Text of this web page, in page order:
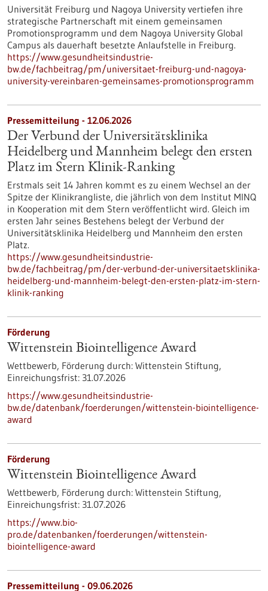
Universität Freiburg und Nagoya University vertiefen ihre
strategische Partnerschaft mit einem gemeinsamen
Promotionsprogramm und dem Nagoya University Global
Campus als dauerhaft besetzte Anlaufstelle in Freiburg.
https://www.gesundheitsindustrie-
bw.de/fachbeitrag/pm/universitaet-freiburg-und-nagoya-
university-vereinbaren-gemeinsames-promotionsprogramm
Pressemitteilung - 12.06.2026
Der Verbund der Universitätsklinika
Heidelberg und Mannheim belegt den ersten
Platz im Stern Klinik-Ranking
Erstmals seit 14 Jahren kommt es zu einem Wechsel an der
Spitze der Klinikrangliste, die jährlich von dem Institut MINQ
in Kooperation mit dem Stern veröffentlicht wird. Gleich im
ersten Jahr seines Bestehens belegt der Verbund der
Universitätsklinika Heidelberg und Mannheim den ersten
Platz.
https://www.gesundheitsindustrie-
bw.de/fachbeitrag/pm/der-verbund-der-universitaetsklinika-
heidelberg-und-mannheim-belegt-den-ersten-platz-im-stern-
klinik-ranking
Förderung
Wittenstein Biointelligence Award
Wettbewerb, Förderung durch: Wittenstein Stiftung,
Einreichungsfrist: 31.07.2026
https://www.gesundheitsindustrie-
bw.de/datenbank/foerderungen/wittenstein-biointelligence-
award
Förderung
Wittenstein Biointelligence Award
Wettbewerb, Förderung durch: Wittenstein Stiftung,
Einreichungsfrist: 31.07.2026
https://www.bio-
pro.de/datenbanken/foerderungen/wittenstein-
biointelligence-award
Pressemitteilung - 09.06.2026